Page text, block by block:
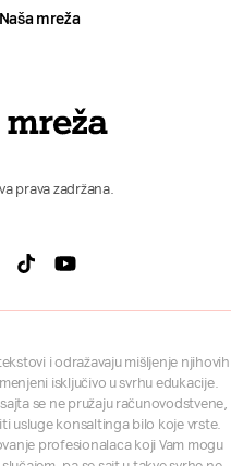
Naša mreža
prava zadržana.
TiktokYoutube
i odražavaju mišljenje njihovih
isključivo u svrhu edukacije.
se ne pružaju računovodstvene,
usluge konsaltinga bilo koje vrste.
profesionalaca koji Vam mogu